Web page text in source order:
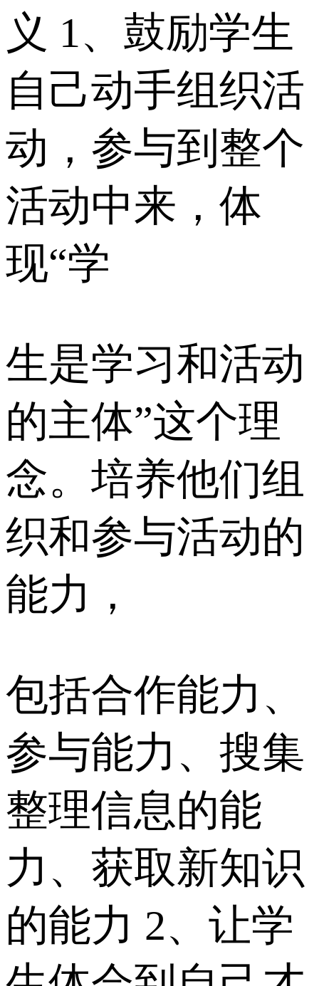
义 1、鼓励学生
自己动手组织活
动，参与到整个
活动中来，体
现“学
生是学习和活动
的主体”这个理
念。培养他们组
织和参与活动的
能力，
包括合作能力、
参与能力、搜集
整理信息的能
力、获取新知识
的能力 2、让学